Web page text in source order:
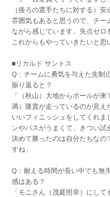
（後ろの選手たちに対する）
雰囲気もあると思うので、チー
ながら感じています。失点ゼロ
これからもやっていきたいと思
■リカルド サントス
Q：チームに勇気を与えた先制
振り返ると？
「（秋山）大地からボールが
満）隆貴が走っているのが見え
いいフィニッシュをしてくれま
ンやパスがうまくて、きつい
決めて勝ったのは自分たちな
すね」
Q：耐える時間が長い中でも無
感はある？
「モニさん（茂庭照幸）にし